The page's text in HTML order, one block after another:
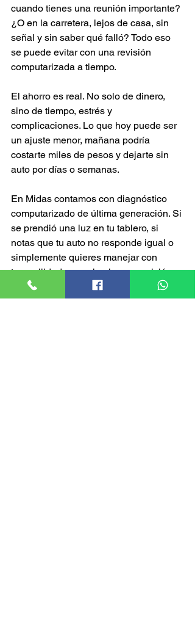
cuando tienes una reunión importante?
¿O en la carretera, lejos de casa, sin
señal y sin saber qué falló? Todo eso
se puede evitar con una revisión
computarizada a tiempo.
El ahorro es real. No solo de dinero,
sino de tiempo, estrés y
complicaciones. Lo que hoy puede ser
un ajuste menor, mañana podría
costarte miles de pesos y dejarte sin
auto por días o semanas.
En Midas contamos con diagnóstico
computarizado de última generación. Si
se prendió una luz en tu tablero, si
notas que tu auto no responde igual o
simplemente quieres manejar con
tranquilidad, ven y hazle una revisión
completa.